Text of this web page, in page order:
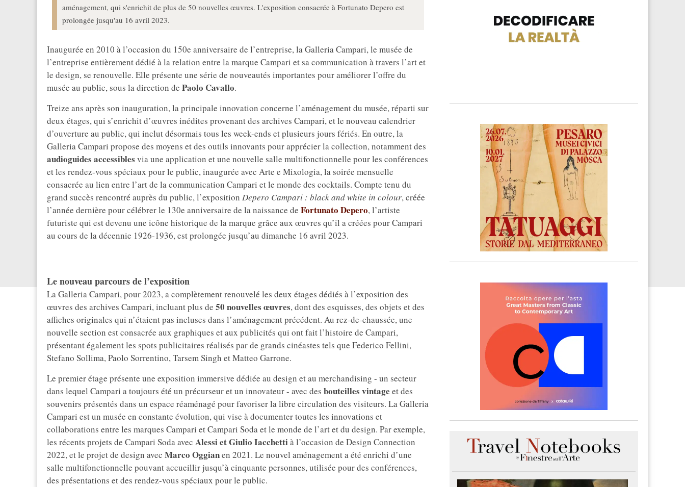
aménagement, qui s'enrichit de plus de 50 nouvelles œuvres. L'exposition consacrée à Fortunato Depero est
prolongée jusqu'au 16 avril 2023.
Inaugurée en 2010 à l’occasion du 150e anniversaire de l’entreprise, la Galleria Campari, le musée de
l’entreprise entièrement dédié à la relation entre la marque Campari et sa communication à travers l’art et
le design, se renouvelle. Elle présente une série de nouveautés importantes pour améliorer l’offre du
musée au public, sous la direction de Paolo Cavallo.
Treize ans après son inauguration, la principale innovation concerne l’aménagement du musée, réparti sur
deux étages, qui s’enrichit d’œuvres inédites provenant des archives Campari, et le nouveau calendrier
d’ouverture au public, qui inclut désormais tous les week-ends et plusieurs jours fériés. En outre, la
Galleria Campari propose des moyens et des outils innovants pour apprécier la collection, notamment des
audioguides accessibles via une application et une nouvelle salle multifonctionnelle pour les conférences
et les rendez-vous spéciaux pour le public, inaugurée avec Arte e Mixologia, la soirée mensuelle
consacrée au lien entre l’art de la communication Campari et le monde des cocktails. Compte tenu du
grand succès rencontré auprès du public, l’exposition Depero Campari : black and white in colour, créée
l’année dernière pour célébrer le 130e anniversaire de la naissance de Fortunato Depero, l’artiste
futuriste qui est devenu une icône historique de la marque grâce aux œuvres qu’il a créées pour Campari
au cours de la décennie 1926-1936, est prolongée jusqu’au dimanche 16 avril 2023.
Le nouveau parcours de l’exposition
La Galleria Campari, pour 2023, a complètement renouvelé les deux étages dédiés à l’exposition des
œuvres des archives Campari, incluant plus de 50 nouvelles œuvres, dont des esquisses, des objets et des
affiches originales qui n’étaient pas incluses dans l’aménagement précédent. Au rez-de-chaussée, une
nouvelle section est consacrée aux graphiques et aux publicités qui ont fait l’histoire de Campari,
présentant également les spots publicitaires réalisés par de grands cinéastes tels que Federico Fellini,
Stefano Sollima, Paolo Sorrentino, Tarsem Singh et Matteo Garrone.
Le premier étage présente une exposition immersive dédiée au design et au merchandising - un secteur
dans lequel Campari a toujours été un précurseur et un innovateur - avec des bouteilles vintage et des
souvenirs présentés dans un espace réaménagé pour favoriser la libre circulation des visiteurs. La Galleria
Campari est un musée en constante évolution, qui vise à documenter toutes les innovations et
collaborations entre les marques Campari et Campari Soda et le monde de l’art et du design. Par exemple,
les récents projets de Campari Soda avec Alessi et Giulio Iacchettià l’occasion de Design Connection
2022, et le projet de design avec Marco Oggianen 2021. Le nouvel aménagement a été enrichi d’une
salle multifonctionnelle pouvant accueillir jusqu’à cinquante personnes, utilisée pour des conférences,
des présentations et des rendez-vous spéciaux pour le public.